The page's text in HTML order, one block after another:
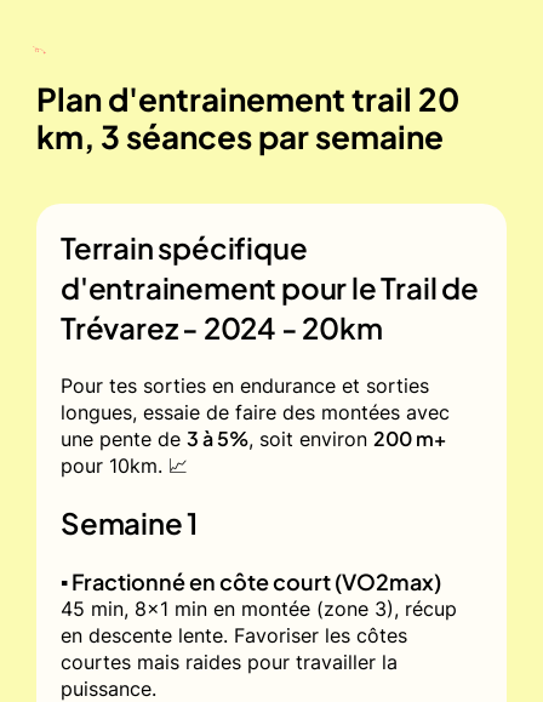
Plan d'entrainement trail 20
km, 3 séances par semaine
Terrain spécifique
d'entrainement pour leTrail de
Trévarez - 2024 - 20km
Pour tes sorties en endurance et sorties
longues, essaie de faire des montées avec
une pente de 3 à 5%, soit environ 200 m+
pour 10km. 📈
Semaine 1
▪️ Fractionné en côte court (VO2max)
45 min, 8x1 min en montée (zone 3), récup
en descente lente. Favoriser les côtes
courtes mais raides pour travailler la
puissance.